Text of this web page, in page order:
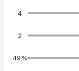
4
2
49%